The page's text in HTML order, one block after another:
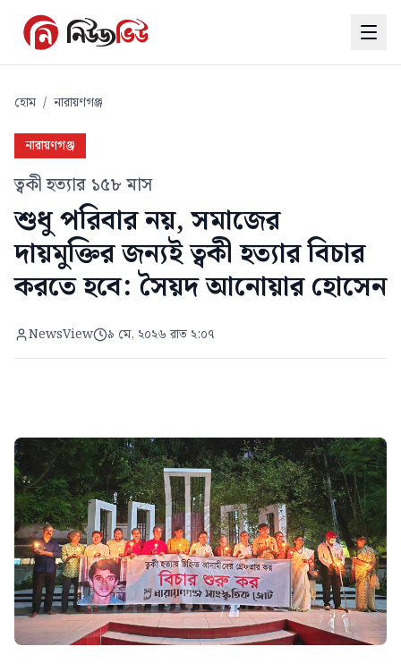
হোম / নারায়ণগঞ্জ
নারায়ণগঞ্জ
ত্বকী হত্যার ১৫৮ মাস
শুধু পরিবার নয়, সমাজের
দায়মুক্তির জন্যই ত্বকী হত্যার বিচার
করতে হবে: সৈয়দ আনোয়ার হোসেন
NewsView ৯ মে, ২০২৬ রাত ২:০৭